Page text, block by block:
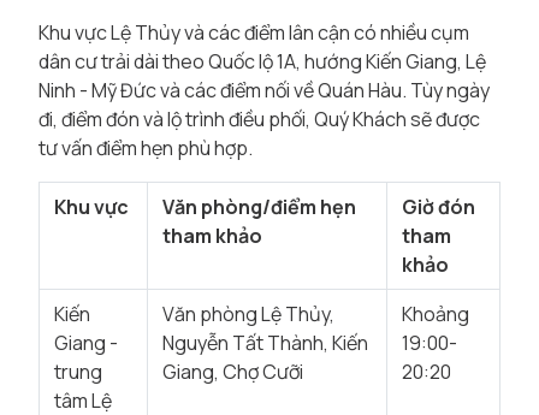
Khu vực Lệ Thủy và các điểm lân cận có nhiều cụm
dân cư trải dài theo Quốc lộ 1A, hướng Kiến Giang, Lệ
Ninh - Mỹ Đức và các điểm nối về Quán Hàu. Tùy ngày
đi, điểm đón và lộ trình điều phối, Quý Khách sẽ được
tư vấn điểm hẹn phù hợp.
Khu vực
Văn phòng/điểm hẹn
tham khảo
Giờ đón
tham
khảo
Kiến
Giang -
trung
tâm Lệ
Văn phòng Lệ Thủy,
Nguyễn Tất Thành, Kiến
Giang, Chợ Cưỡi
Khoảng
19:00-
20:20